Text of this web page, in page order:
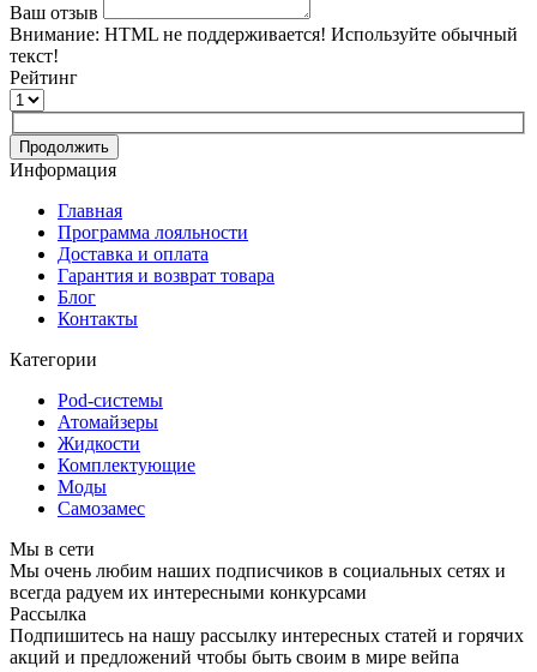
Ваш отзыв
Внимание: HTML не поддерживается! Используйте обычный
текст!
Рейтинг
Продолжить
Информация
Главная
Программа лояльности
Доставка и оплата
Гарантия и возврат товара
Блог
Контакты
Категории
Pod-системы
Атомайзеры
Жидкости
Комплектующие
Моды
Самозамес
Мы в сети
Мы очень любим наших подписчиков в социальных сетях и
всегда радуем их интересными конкурсами
Рассылка
Подпишитесь на нашу рассылку интересных статей и горячих
акций и предложений чтобы быть своим в мире вейпа